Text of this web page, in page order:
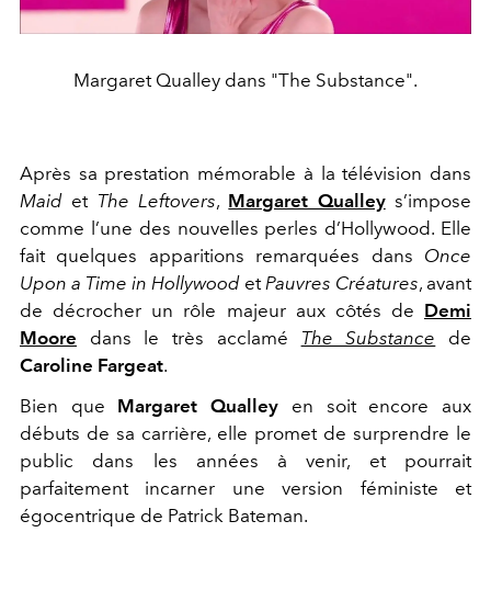
Margaret Qualley dans "The Substance".
Après sa prestation mémorable à la télévision dans
Maid et The Leftovers, Margaret Qualleys’impose
comme l’une des nouvelles perles d’Hollywood. Elle
fait quelques apparitions remarquées dans Once
Upon a Time in Hollywood et Pauvres Créatures, avant
de décrocher un rôle majeur aux côtés de Demi
Moore dans le très acclamé The Substance de
Caroline Fargeat.
Bien que Margaret Qualley en soit encore aux
débuts de sa carrière, elle promet de surprendre le
public dans les années à venir, et pourrait
parfaitement incarner une version féministe et
égocentrique de Patrick Bateman.